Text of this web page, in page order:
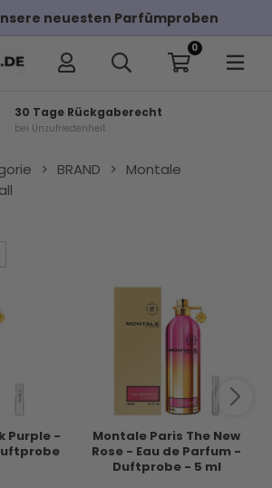
neuesten Parfümproben
0
GROßE AUSWAHL
Über 7.000 Artikel auf Lager
> BRAND > Montale
Purple -
Montale Paris The New
Rose - Eau de Parfum -
Duftprobe - 5 ml